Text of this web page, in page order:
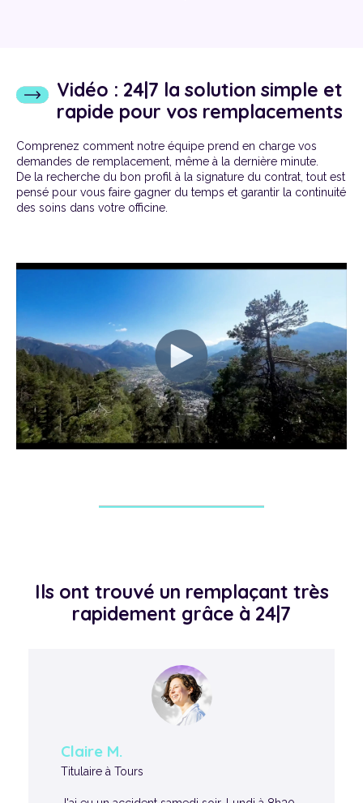
Vidéo : 24|7 la solution simple et
rapide pour vos remplacements
Comprenez comment notre équipe prend en charge vos
demandes de remplacement, même à la dernière minute.
De la recherche du bon profil à la signature du contrat, tout est
pensé pour vous faire gagner du temps et garantir la continuité
des soins dans votre officine.
Ils ont trouvé un remplaçant très
rapidement grâce à 24|7
Claire M.
Titulaire à Tours